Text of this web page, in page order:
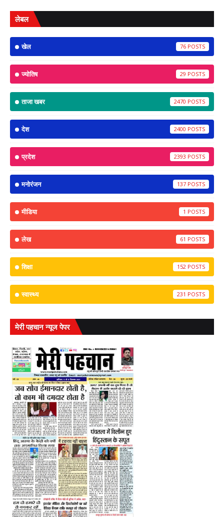
लेबल
खेल 76
ज्योतिष 29
ताजा खबर 2470
देश 2400
प्रदेश 2393
मनोरंजन 137
मीडिया 1
लेख 61
शिक्षा 152
स्वास्थ्य 231
मेरी पहचान न्यूज पेपर